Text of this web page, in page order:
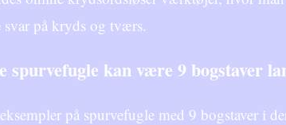
svar på kryds og tværs.
spurvefugle kan være 9 bogstaver
på spurvefugle med 9 bogstaver i